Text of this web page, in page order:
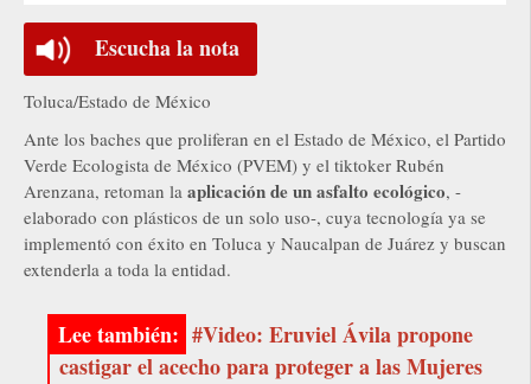
Escucha la nota
Toluca/Estado de México
Ante los baches que proliferan en el Estado de México, el Partido
Verde Ecologista de México (PVEM) y el tiktoker Rubén
Arenzana, retoman la aplicación de un asfalto ecológico, -
elaborado con plásticos de un solo uso-, cuya tecnología ya se
implementó con éxito en Toluca y Naucalpan de Juárez y buscan
extenderla a toda la entidad.
#Video: Eruviel Ávila propone
castigar el acecho para proteger a las Mujeres